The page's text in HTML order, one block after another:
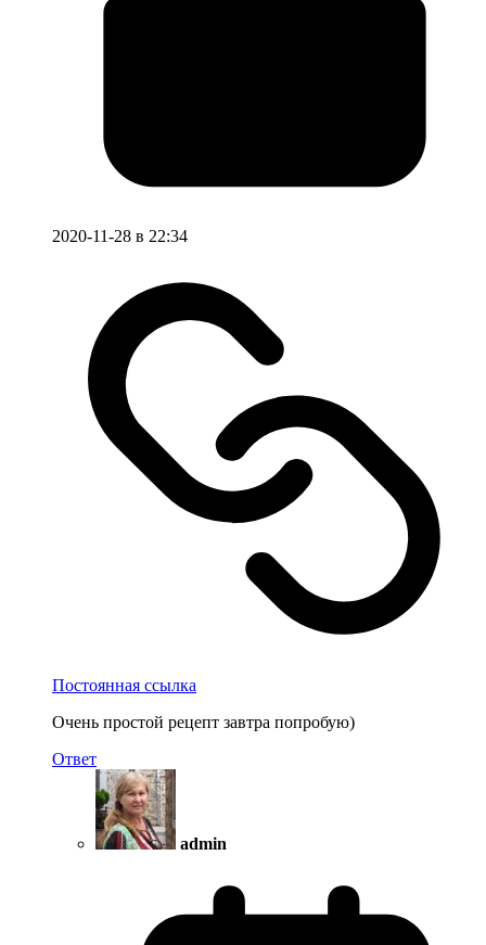
2020-11-28 в 22:34
Постоянная ссылка
Очень простой рецепт завтра попробую)
Ответ
admin